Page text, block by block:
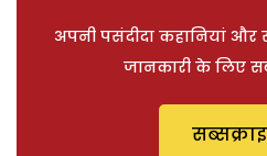
अपनी पसंदीदा कहानियां और
जानकारी के लिए